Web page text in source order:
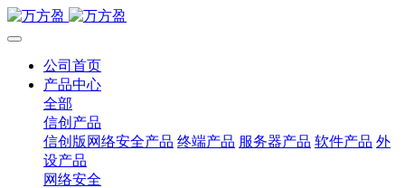
公司首页
产品中心
全部
信创产品
信创版网络安全产品 终端产品 服务器产品 软件产品 外
设产品
网络安全